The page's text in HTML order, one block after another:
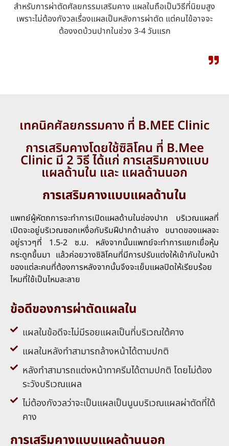
สำหรับการผ่าตัดศัลยกรรมเสริมคาง แผลในถือเป็นวิธีที่นิยมสูง
เพราะไม่ต้องกังวลเรื่องแผลเป็นหลังการผ่าตัด แต่คนไข้อาจจะ
ต้องงดบ้วนปากในช่วง 3-4 วันแรก
เทคนิคศัลยกรรมคาง ที่ B.MEE Clinic
การเสริมคางโดยใช้ซิลิโคน ที่ B.Mee
Clinic มี 2 วิธี ได้แก่ การเสริมคางแบบ
แผลด้านใน และ แผลด้านนอก
การเสริมคางแบบแผลด้านใน
แพทย์ผู้หัตถการจะทำการเปิดแผลด้านในช่องปาก บริเวณแผลที่
เปิดจะอยู่บริเวณซอกเหงื่อกับริมฝีปากด้านล่าง ขนาดของแผลจะ
อยู่ราวๆที่ 1.5-2 ซ.ม. หลังจากนั้นแพทย์จะทำการแยกเยื่อหุ้ม
กระดูกขึ้นมา แล้วค่อยวางซิลิโคนที่มีการปรับแต่งให้เข้ากับใบหน้า
ของแต่ละคนที่ต้องการหลังจากนั้นจึงจะเย็บแผลปิดให้เรียบร้อย
ไหมที่ใช้เป็นไหมละลาย
ข้อดีของการผ่าตัดแผลใน
แผลในข้อดีจะไม่มีรอยแผลเป็นที่บริเวณใต้คาง
แผลในหลังทำสามารถล้างหน้าได้ตามปกติ
หลังทำสามารถแต่งหน้าทาครีมได้ตามปกติ โดยไม่ต้อง
ระวังบริเวณแผล
ไม่ต้องกังวลว่าจะเป็นแผลเป็นนูนบริเวณแผลผ่าตัดที่ใต้
คาง
การเสริมคางแบบแผลด้านนอก